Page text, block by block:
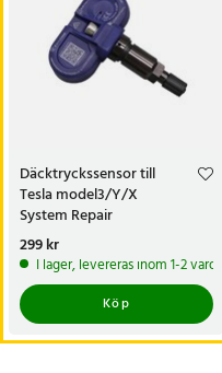
Specifikation
- OE-nummer: 1490701-01-B
- Kompatibilitet: Tesla
- Funktion: Mätning och
- Placering: I däcket,
Artikelnummer:126136
Däcktryckssensor till
Tesla model3/Y/X
System Repair
Pris:299 kr
299 kr
I lager, levereras inom 1-2
Köp